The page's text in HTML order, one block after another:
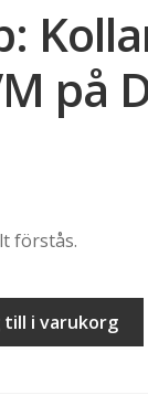
på
förstås.
till i varukorg